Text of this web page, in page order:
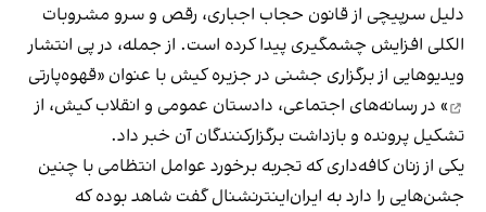
دلیل سرپیچی از قانون حجاب اجباری، رقص و سرو مشروبات
الکلی افزایش چشمگیری پیدا کرده است. از جمله، در پی انتشار
ویدیوهایی از برگزاری جشنی در جزیره کیش با عنوان «قهوه‌پارتی
» در رسانه‌های اجتماعی، دادستان عمومی و انقلاب کیش، از
تشکیل پرونده و بازداشت برگزارکنندگان آن خبر داد.
یکی از زنان کافه‌داری که تجربه برخورد عوامل انتظامی با چنین
جشن‌هایی را دارد به ایران‌اینترنشنال گفت شاهد بوده که